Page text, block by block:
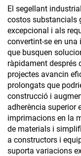
El segellant
costos substancials
excepcional i als
convertint-se en una
que busquen
ràpidament després
projectes avancin
prolongats que
construcció i
adherència superior
imprimacions en la
de materials i
a constructors i
suporta variacions